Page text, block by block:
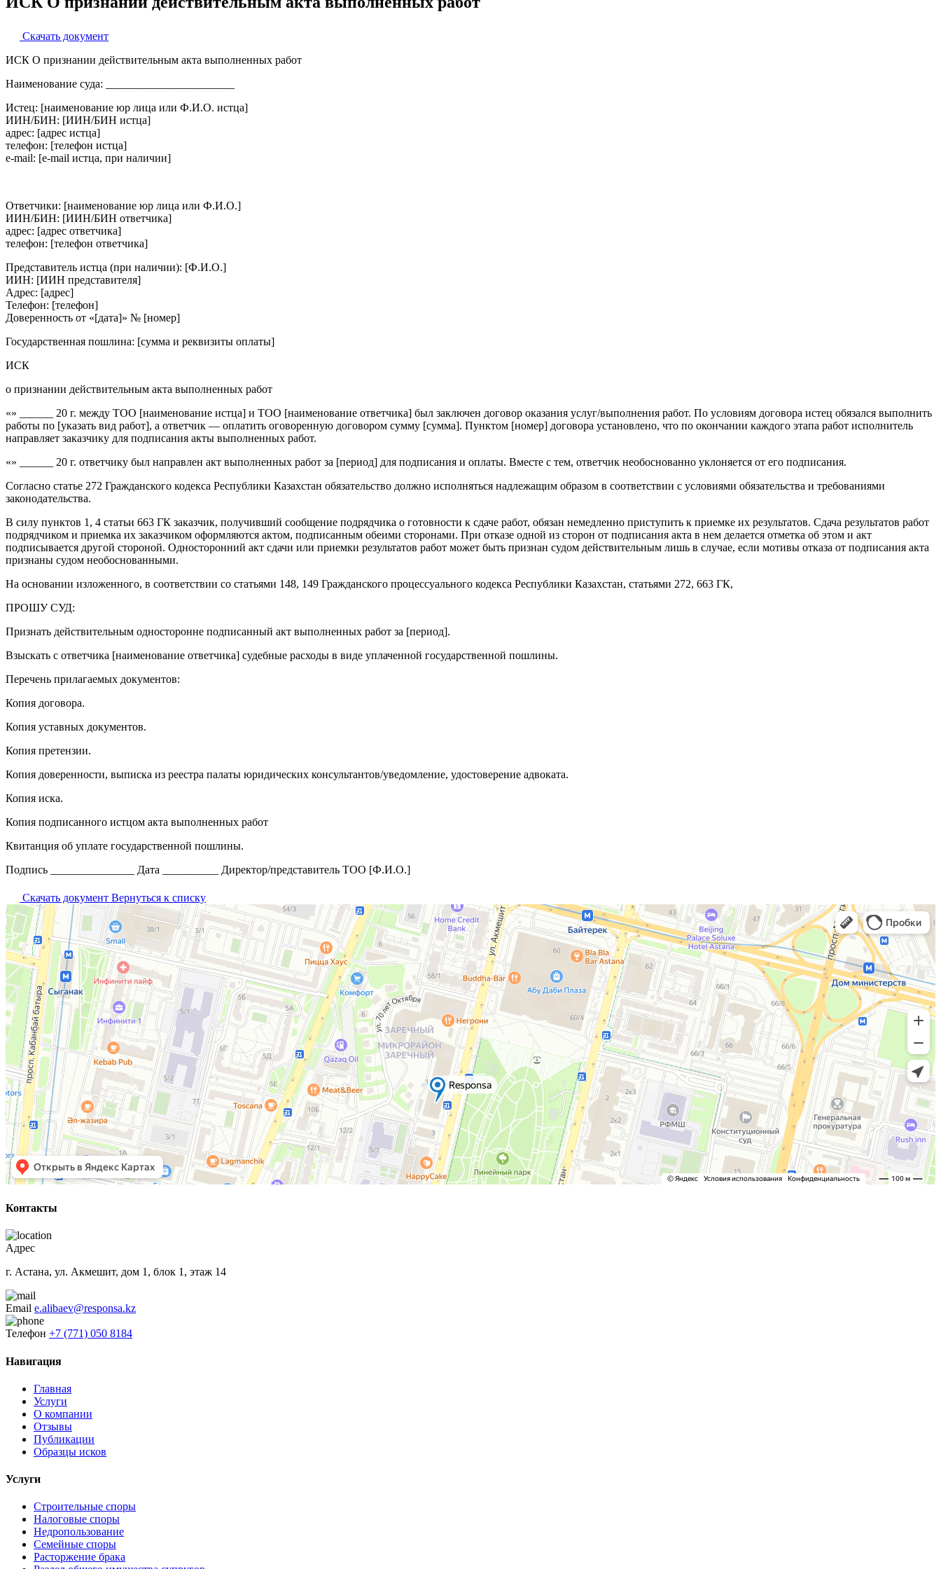
Скачать документ
ИСК О признании действительным акта выполненных работ
Наименование суда: _______________________
Истец: [наименование юр лица или Ф.И.О. истца]
ИИН/БИН: [ИИН/БИН истца]
адрес: [адрес истца]
телефон: [телефон истца]
e-mail: [e-mail истца, при наличии]
Ответчики: [наименование юр лица или Ф.И.О.]
ИИН/БИН: [ИИН/БИН ответчика]
адрес: [адрес ответчика]
телефон: [телефон ответчика]
Представитель истца (при наличии): [Ф.И.О.]
ИИН: [ИИН представителя]
Адрес: [адрес]
Телефон: [телефон]
Доверенность от «[дата]» № [номер]
Государственная пошлина: [сумма и реквизиты оплаты]
ИСК
о признании действительным акта выполненных работ
«» ______ 20 г. между ТОО [наименование истца] и ТОО [наименование ответчика] был заключен договор оказания услуг/выполнения работ. По условиям договора истец обязался выполнить
работы по [указать вид работ], а ответчик — оплатить оговоренную договором сумму [сумма]. Пунктом [номер] договора установлено, что по окончании каждого этапа работ исполнитель
направляет заказчику для подписания акты выполненных работ.
«» ______ 20 г. ответчику был направлен акт выполненных работ за [период] для подписания и оплаты. Вместе с тем, ответчик необоснованно уклоняется от его подписания.
Согласно статье 272 Гражданского кодекса Республики Казахстан обязательство должно исполняться надлежащим образом в соответствии с условиями обязательства и требованиями
законодательства.
В силу пунктов 1, 4 статьи 663 ГК заказчик, получивший сообщение подрядчика о готовности к сдаче работ, обязан немедленно приступить к приемке их результатов. Сдача результатов работ
подрядчиком и приемка их заказчиком оформляются актом, подписанным обеими сторонами. При отказе одной из сторон от подписания акта в нем делается отметка об этом и акт
подписывается другой стороной. Односторонний акт сдачи или приемки результатов работ может быть признан судом действительным лишь в случае, если мотивы отказа от подписания акта
признаны судом необоснованными.
На основании изложенного, в соответствии со статьями 148, 149 Гражданского процессуального кодекса Республики Казахстан, статьями 272, 663 ГК,
ПРОШУ СУД:
Признать действительным односторонне подписанный акт выполненных работ за [период].
Взыскать с ответчика [наименование ответчика] судебные расходы в виде уплаченной государственной пошлины.
Перечень прилагаемых документов:
Копия договора.
Копия уставных документов.
Копия претензии.
Копия доверенности, выписка из реестра палаты юридических консультантов/уведомление, удостоверение адвоката.
Копия иска.
Копия подписанного истцом акта выполненных работ
Квитанция об уплате государственной пошлины.
Подпись _______________ Дата __________ Директор/представитель ТОО [Ф.И.О.]
Скачать документ Вернуться к списку
Контакты
Адрес
г. Астана, ул. Акмешит, дом 1, блок 1, этаж 14
Email e.alibaev@responsa.kz
Телефон +7 (771) 050 8184
Навигация
Главная
Услуги
О компании
Отзывы
Публикации
Образцы исков
Услуги
Строительные споры
Налоговые споры
Недропользование
Семейные споры
Расторжение брака